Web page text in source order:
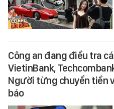
Công an đang điều tra
VietinBank,
Người từng chuyển tiền
báo